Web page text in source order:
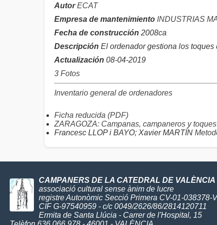
Autor ECAT
Empresa de mantenimiento INDUSTRIAS
Fecha de construcción 2008ca
Descripción El ordenador gestiona los
Actualización 08-04-2019
3 Fotos
Inventario general de ordenadores
Ficha reducida (PDF)
ZARAGOZA: Campanas, campaneros y toques
Francesc LLOP i BAYO; Xavier MARTÍN
CAMPANERS DE LA CATEDRAL DE VALÈNCIA
associació cultural sense ànim de lucre
registre Autonòmic Secció Primera CV-01-038378-V
CIF G-97540959 - c/c 0049/2626/86/2814120711
Ermita de Santa Llúcia - Carrer de l'Hospital, 15